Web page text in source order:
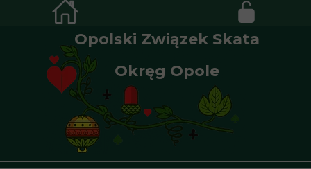
Opolski Związek Skata
Okręg Opole